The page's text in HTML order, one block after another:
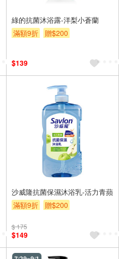
綠的抗菌沐浴露-洋梨小蒼蘭
滿額9折
贈$200
$139
沙威隆抗菌保濕沐浴乳-活力青蘋
滿額9折
贈$200
$ 175
$149